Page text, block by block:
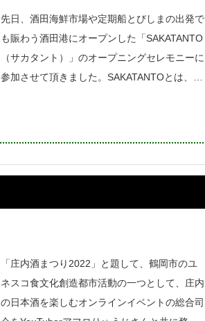
先日、酒田海鮮市場や定期船とびしまの出発で
も賑わう酒田港にオープンした「SAKATANTO
（サカタント）」のオープニングセレモニーに
参加させて頂きました。SAKATANTOとは、飲
「庄内酒まつり2022」と題して、鶴岡市のユ
ネスコ食文化創造都市活動の一つとして、庄内
の日本酒を楽しむオンラインイベントの総合司